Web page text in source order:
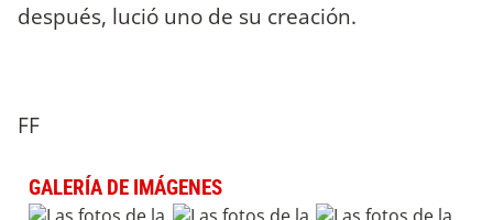
después, lució uno de su creación.
FF
GALERÍA DE IMÁGENES